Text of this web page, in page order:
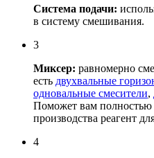
Система подачи:
в систему смешивания.
3
Миксер: равномерно
есть двухвальные
одновальные смесители,
Поможет вам полностью
производства реагент
4